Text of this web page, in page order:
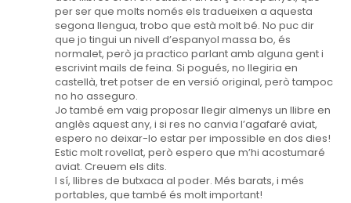
per ser que molts només els tradueixen a aquesta
segona llengua, trobo que està molt bé. No puc dir
que jo tingui un nivell d’espanyol massa bo, és
normalet, però ja practico parlant amb alguna gent i
escrivint mails de feina. Si pogués, no llegiria en
castellà, tret potser de en versió original, però tampoc
no ho asseguro.
Jo també em vaig proposar llegir almenys un llibre en
anglès aquest any, i si res no canvia l’agafaré aviat,
espero no deixar-lo estar per impossible en dos dies!
Estic molt rovellat, però espero que m’hi acostumaré
aviat. Creuem els dits.
I sí, llibres de butxaca al poder. Més barats, i més
portables, que també és molt important!